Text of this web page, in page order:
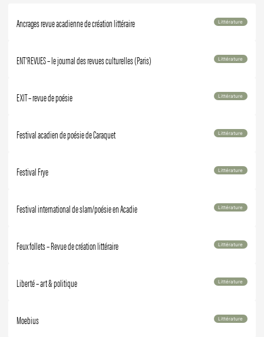
Ancrages revue acadienne de création littéraire Littérature
ENT’REVUES – le journal des revues culturelles (Paris) Littérature
EXIT – revue de poésie Littérature
Festival acadien de poésie de Caraquet Littérature
Festival Frye Littérature
Festival international de slam/poésie en Acadie Littérature
Feux follets – Revue de création littéraire Littérature
Liberté – art & politique Littérature
Moebius Littérature